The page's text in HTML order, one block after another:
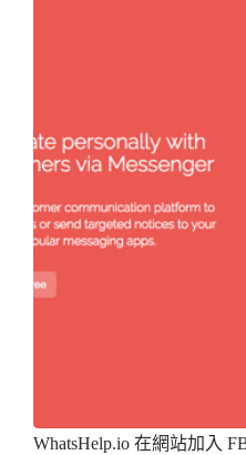
WhatsHelp.io 在網站加入